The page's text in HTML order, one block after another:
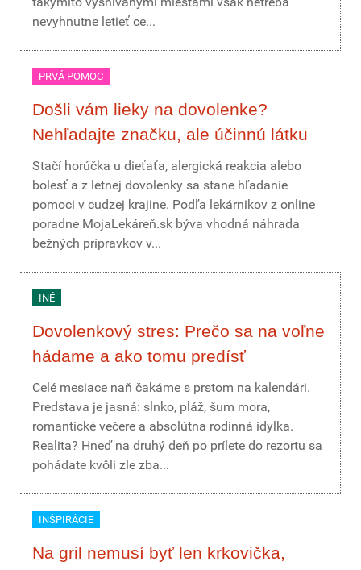
nevyhnutne letieť ce...
PRVÁ POMOC
Došli vám lieky na dovolenke?
Nehľadajte značku, ale účinnú látku
Stačí horúčka u dieťaťa, alergická reakcia alebo
bolesť a z letnej dovolenky sa stane hľadanie
pomoci v cudzej krajine. Podľa lekárnikov z online
poradne MojaLekáreň.sk býva vhodná náhrada
bežných prípravkov v...
INÉ
Dovolenkový stres: Prečo sa na voľne
hádame a ako tomu predísť
Celé mesiace naň čakáme s prstom na kalendári.
Predstava je jasná: slnko, pláž, šum mora,
romantické večere a absolútna rodinná idylka.
Realita? Hneď na druhý deň po prílete do rezortu sa
pohádate kvôli zle zba...
INŠPIRÁCIE
Na gril nemusí byť len krkovička,